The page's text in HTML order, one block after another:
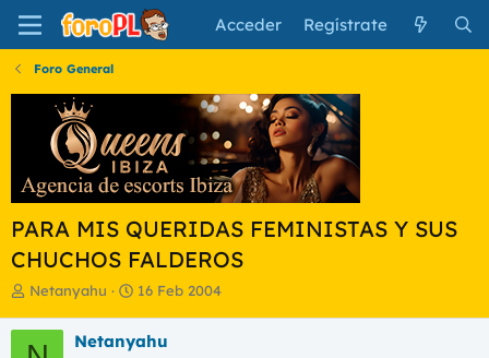
Acceder Regístrate
Foro General
PARA MIS QUERIDAS FEMINISTAS Y SUS
CHUCHOS FALDEROS
I
i
c
Netanyahu
F
h
16 Feb 2004
Netanyahu